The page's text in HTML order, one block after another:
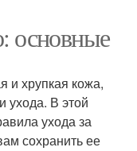
основные
и хрупкая кожа,
ухода. В этой
ухода за
сохранить ее